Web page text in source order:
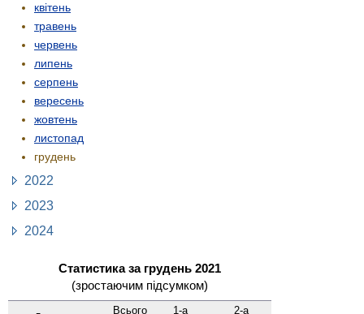
квітень
травень
червень
липень
серпень
вересень
жовтень
листопад
грудень
2022
2023
2024
Статистика за грудень 2021
(зростаючим підсумком)
Всього
1-а
2-а